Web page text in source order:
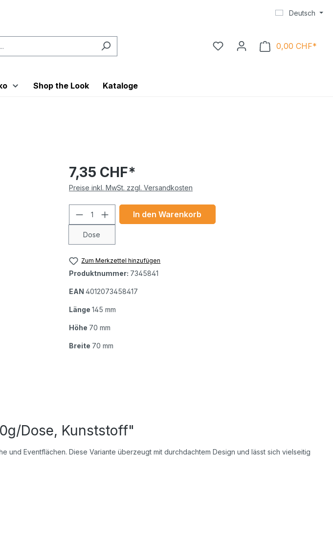
Deutsch
0,00 CHF*
Shop the Look Kataloge
7,35 CHF*
Preise inkl. MwSt. zzgl. Versandkosten
Produkt Anzahl: Gib den gewünschten Wert
Dose
In den Warenkorb
Zum Merkzettel hinzufügen
Produktnummer: 7345841
EAN 4012073458417
Länge 145 mm
Höhe 70 mm
Breite 70 mm
Dose, Kunststoff"
und Eventflächen. Diese Variante überzeugt mit durchdachtem Design und lässt sich vielseitig